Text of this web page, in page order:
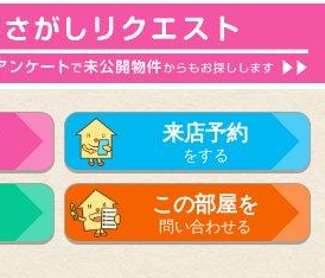
来店予約
をする
この部屋を
問い合わせる